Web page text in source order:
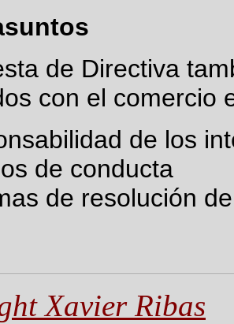
de Directiva
con el comercio
de los
de conducta
de resolución
Xavier Ribas